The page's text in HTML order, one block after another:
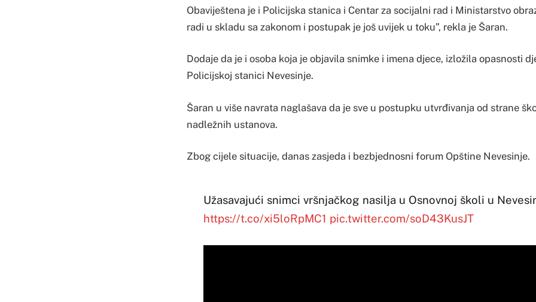
Obaviještena je i Policijska stanica i Centar za socijalni rad i Ministarstvo
radi u skladu sa zakonom i postupak je još uvijek u toku”, rekla je Šaran.
Dodaje da je i osoba koja je objavila snimke i imena djece, izložila opasnosti
Policijskoj stanici Nevesinje.
Šaran u više navrata naglašava da je sve u postupku utvrđivanja od strane
nadležnih ustanova.
Zbog cijele situacije, danas zasjeda i bezbjednosni forum Opštine Nevesinje.
Užasavajući snimci vršnjačkog nasilja u Osnovnoj školi u
https://t.co/xi5loRpMC1 pic.twitter.com/soD43KusJT